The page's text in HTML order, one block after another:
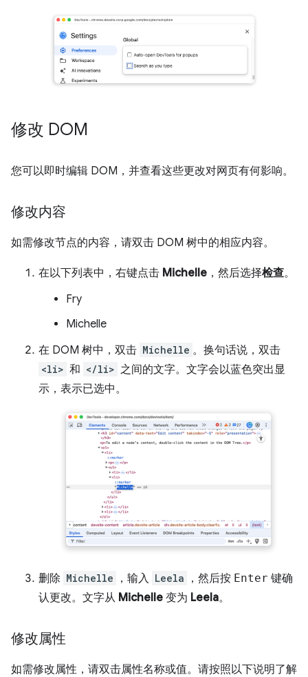
修改 DOM
您可以即时编辑 DOM，并查看这些更改对网页有何影响。
修改内容
如需修改节点的内容，请双击 DOM 树中的相应内容。
在以下列表中，右键点击 Michelle ，然后选择检查。
Fry
Michelle
在 DOM 树中，双击 Michelle 。换句话说，双击
<li> 和 </li> 之间的文字。文字会以蓝色突出显
示，表示已选中。
删除 Michelle ，输入 Leela ，然后按 Enter 键确
认更改。文字从 Michelle 变为 Leela。
修改属性
如需修改属性，请双击属性名称或值。请按照以下说明了解